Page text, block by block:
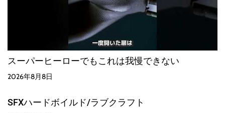
スーパーヒーローでもこれは我慢できない
2026年8月8日
SFXハードボイルド/ラブクラフト